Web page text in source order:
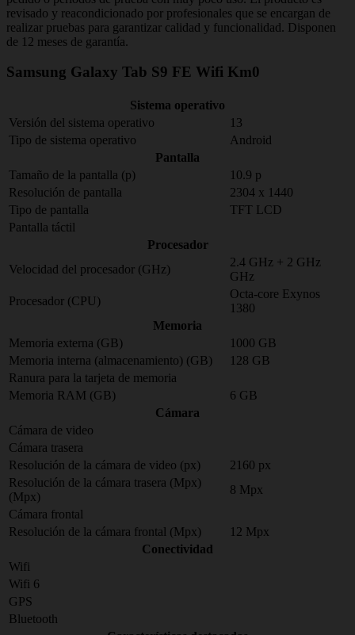
revisado y reacondicionado por profesionales que se encargan de
realizar pruebas para garantizar calidad y funcionalidad. Disponen
de 12 meses de garantía.
Samsung Galaxy Tab S9 FE Wifi Km0
Sistema operativo
Versión del sistema operativo
13
Tipo de sistema operativo
Android
Pantalla
Tamaño de la pantalla (p)
10.9 p
Resolución de pantalla
2304 x 1440
Tipo de pantalla
TFT LCD
Pantalla táctil
Procesador
Velocidad del procesador (GHz)
2.4 GHz + 2 GHz
GHz
Procesador (CPU)
Octa-core Exynos
1380
Memoria
Memoria externa (GB)
1000 GB
Memoria interna (almacenamiento) (GB)
128 GB
Ranura para la tarjeta de memoria
Memoria RAM (GB)
6 GB
Cámara
Cámara de video
Cámara trasera
Resolución de la cámara de video (px)
2160 px
Resolución de la cámara trasera (Mpx)
(Mpx)
8 Mpx
Cámara frontal
Resolución de la cámara frontal (Mpx)
12 Mpx
Conectividad
Wifi
Wifi 6
GPS
Bluetooth